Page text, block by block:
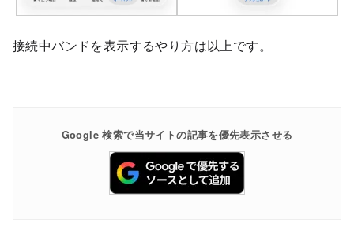
接続中バンドを表示するやり方は以上です。
Google 検索で当サイトの記事を優先表示させる